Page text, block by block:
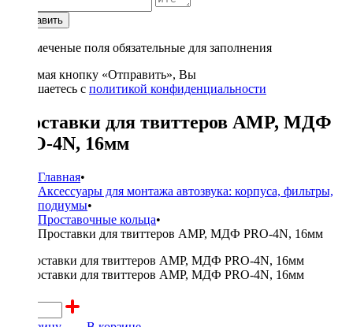
Отправить
* - отмеченые поля обязательные для заполнения
Нажимая кнопку «Отправить», Вы
соглашаетесь с политикой конфиденциальности
Проставки для твиттеров AMP, МДФ
PRO-4N, 16мм
Главная•
Аксессуары для монтажа автозвука: корпуса, фильтры,
подиумы•
Проставочные кольца•
Проставки для твиттеров AMP, МДФ PRO-4N, 16мм